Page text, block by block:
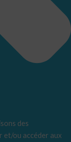
des
et/ou accéder aux